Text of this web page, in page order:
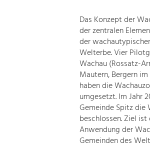
Gleichberechtigung, Jugend und
Mobilität & Energie
Klimawandel, öffentlicher Verkehr und
erneuerbare Energie
Steigerung regionaler Wertschöpfung
Das Konzept der
der zentralen
der
Welterbe. Vier
Wachau (Rossatz-
Mautern, Bergern
haben die
umgesetzt. Im Jahr
Gemeinde Spitz die
beschlossen. Ziel
Anwendung der
Gemeinden des